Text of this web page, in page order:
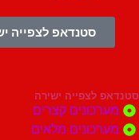
סטנדאפ לצפייה ישירה
ישירה
קצרים
מלאים